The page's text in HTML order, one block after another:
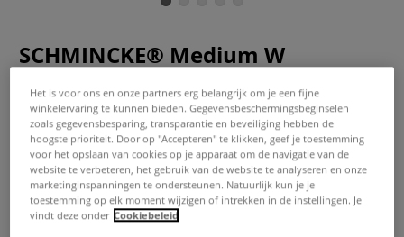
SCHMINCKE® Medium W
schildersmedium
1 Beoordeling
Schmincke Medium W. Het eerste klas hulpmiddel dat met
water onder de olieverf gemengd wordt. Bevat
alkydhars.Productdetails: droogt gelijkmatig
opgeurneutraalverhoogt de kleurglansAls gelei of vloeistof
verkrijgbaar. Aub. vloeistof in flaconr gebruik schudden.
Het is voor ons en onze partners erg belangrijk om je een fijne
winkelervaring te kunnen bieden. Gegevensbeschermingsbeginselen
zoals gegevensbesparing, transparantie en beveiliging hebben de
hoogste prioriteit. Door op "Accepteren" te klikken, geef je toestemming
voor het opslaan van cookies op je apparaat om de navigatie van de
website te verbeteren, het gebruik van de website te analyseren en onze
marketinginspanningen te ondersteunen. Natuurlijk kun je je
toestemming op elk moment wijzigen of intrekken in de instellingen. Je
vindt deze onder Cookiebeleid